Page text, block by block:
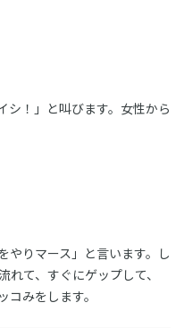
シ！」と叫びます。女性から
やりマース」と言います。し
て、すぐにゲップして、
コみをします。